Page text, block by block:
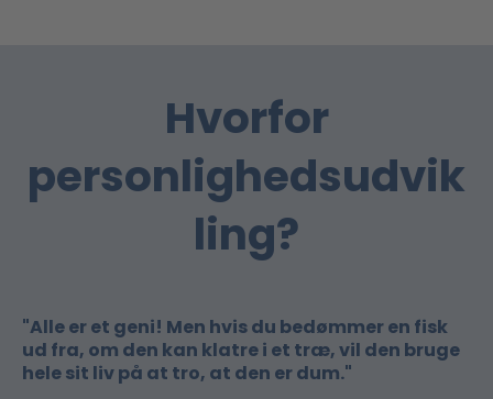
Hvorfor
personlighedsudvik
ling?
"Alle er et geni! Men hvis du bedømmer en fisk
ud fra, om den kan klatre i et træ, vil den bruge
hele sit liv på at tro, at den er dum."